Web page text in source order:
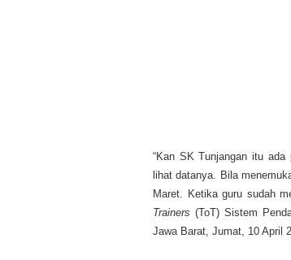
“Kan SK Tunjangan itu
lihat datanya. Bila
Maret. Ketika guru sudah
Trainers (ToT) Sistem
Jawa Barat, Jumat, 10 April